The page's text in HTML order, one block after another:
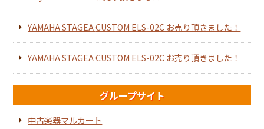
YAMAHA STAGEA CUSTOM ELS-02C お売り頂きました！
YAMAHA STAGEA CUSTOM ELS-02C お売り頂きました！
グループサイト
中古楽器マルカート